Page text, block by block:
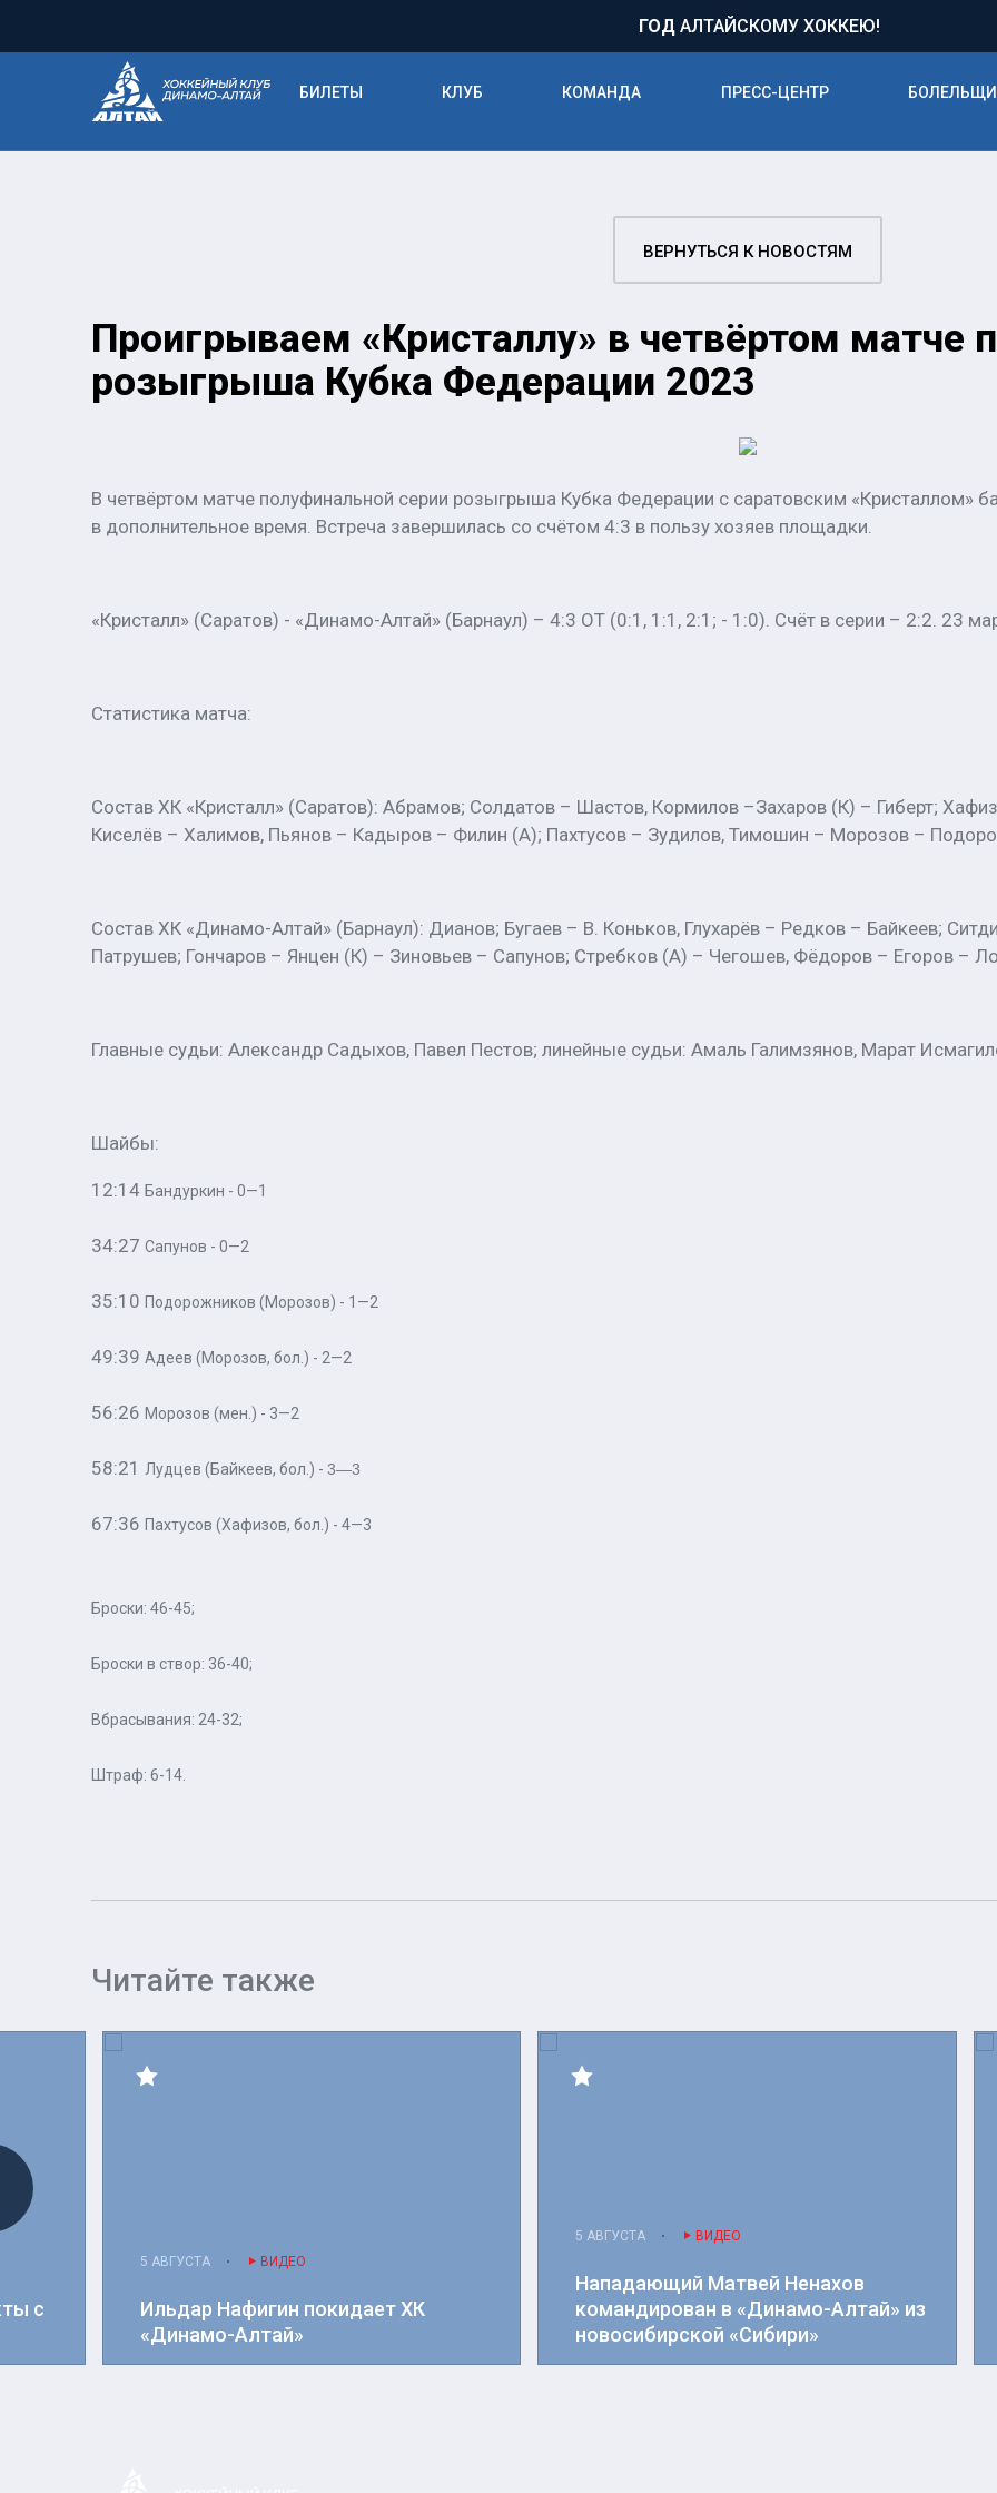
ГОДАЛТАЙСКОМУ ХОККЕЮ!
БИЛЕТЫ КЛУБ КОМАНДА ПРЕСС-ЦЕНТР
ВЕРНУТЬСЯ К НОВОСТЯМ
Проигрываем «Кристаллу» в четвёртом матче
розыгрыша Кубка Федерации 2023
В четвёртом матче полуфинальной серии розыгрыша Кубка Федерации с саратовским «Кристаллом»
в дополнительное время. Встреча завершилась со счётом 4:3 в пользу хозяев площадки.
«Кристалл» (Саратов) - «Динамо-Алтай» (Барнаул) – 4:3 ОТ (0:1, 1:1, 2:1; - 1:0). Счёт в серии – 2:2. 23
Статистика матча:
Состав ХК «Кристалл» (Саратов): Абрамов; Солдатов – Шастов, Кормилов –Захаров (К) – Гиберт;
Киселёв – Халимов, Пьянов – Кадыров – Филин (А); Пахтусов – Зудилов, Тимошин – Морозов –
Состав ХК «Динамо-Алтай» (Барнаул): Дианов; Бугаев – В. Коньков, Глухарёв – Редков – Байкеев;
Патрушев; Гончаров – Янцен (К) – Зиновьев – Сапунов; Стребков (А) – Чегошев, Фёдоров – Егоров –
Главные судьи: Александр Садыхов, Павел Пестов; линейные судьи: Амаль Галимзянов, Марат
Шайбы:
12:14 Бандуркин - 0—1
34:27 Сапунов - 0—2
35:10 Подорожников (Морозов) - 1—2
49:39 Адеев (Морозов, бол.) - 2—2
56:26 Морозов (мен.) - 3—2
58:21 Лудцев (Байкеев, бол.) - 3—3
67:36 Пахтусов (Хафизов, бол.) - 4—3
Броски: 46-45;
Броски в створ: 36-40;
Вбрасывания: 24-32;
Штраф: 6-14.
Читайте также
с
5 АВГУСТА ВИДЕО
Ильдар Нафигин покидает ХК
«Динамо-Алтай»
5 АВГУСТА ВИДЕО
Нападающий Матвей Ненахов
командирован в «Динамо-Алтай» из
новосибирской «Сибири»